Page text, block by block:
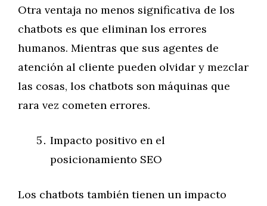
Otra ventaja no menos significativa de los
chatbots es que eliminan los errores
humanos. Mientras que sus agentes de
atención al cliente pueden olvidar y mezclar
las cosas, los chatbots son máquinas que
rara vez cometen errores.
Impacto positivo en el
posicionamiento SEO
Los chatbots también tienen un impacto